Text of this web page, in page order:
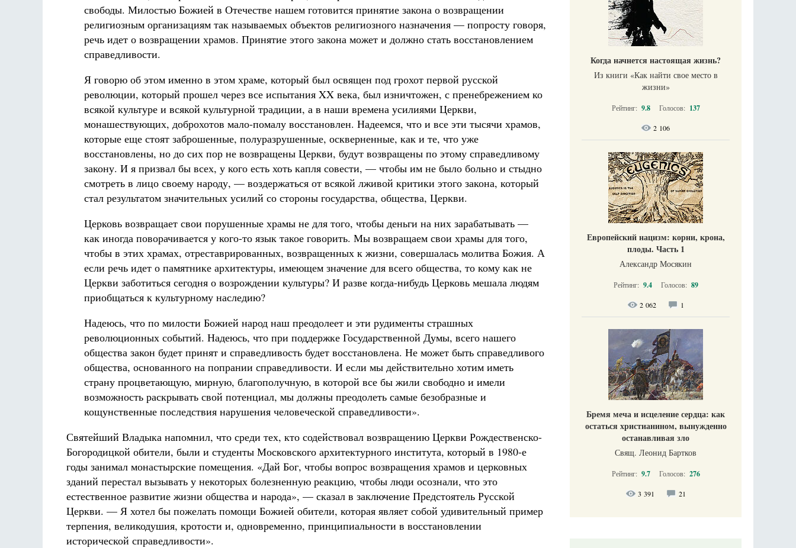
свободы. Милостью Божией в Отечестве нашем готовится принятие закона о возвращении
религиозным организациям так называемых объектов религиозного назначения — попросту говоря,
речь идет о возвращении храмов. Принятие этого закона может и должно стать восстановлением
справедливости.
Я говорю об этом именно в этом храме, который был освящен под грохот первой русской
революции, который прошел через все испытания XX века, был изничтожен, с пренебрежением ко
всякой культуре и всякой культурной традиции, а в наши времена усилиями Церкви,
монашествующих, доброхотов мало-помалу восстановлен. Надеемся, что и все эти тысячи храмов,
которые еще стоят заброшенные, полуразрушенные, оскверненные, как и те, что уже
восстановлены, но до сих пор не возвращены Церкви, будут возвращены по этому справедливому
закону. И я призвал бы всех, у кого есть хоть капля совести, — чтобы им не было больно и стыдно
смотреть в лицо своему народу, — воздержаться от всякой лживой критики этого закона, который
стал результатом значительных усилий со стороны государства, общества, Церкви.
Церковь возвращает свои порушенные храмы не для того, чтобы деньги на них зарабатывать —
как иногда поворачивается у кого-то язык такое говорить. Мы возвращаем свои храмы для того,
чтобы в этих храмах, отреставрированных, возвращенных к жизни, совершалась молитва Божия. А
если речь идет о памятнике архитектуры, имеющем значение для всего общества, то кому как не
Церкви заботиться сегодня о возрождении культуры? И разве когда-нибудь Церковь мешала людям
приобщаться к культурному наследию?
Надеюсь, что по милости Божией народ наш преодолеет и эти рудименты страшных
революционных событий. Надеюсь, что при поддержке Государственной Думы, всего нашего
общества закон будет принят и справедливость будет восстановлена. Не может быть справедливого
общества, основанного на попрании справедливости. И если мы действительно хотим иметь
страну процветающую, мирную, благополучную, в которой все бы жили свободно и имели
возможность раскрывать свой потенциал, мы должны преодолеть самые безобразные и
кощунственные последствия нарушения человеческой справедливости».
Святейший Владыка напомнил, что среди тех, кто содействовал возвращению Церкви Рождественско-
Богородицкой обители, были и студенты Московского архитектурного института, который в 1980-е
годы занимал монастырские помещения. «Дай Бог, чтобы вопрос возвращения храмов и церковных
зданий перестал вызывать у некоторых болезненную реакцию, чтобы люди осознали, что это
естественное развитие жизни общества и народа», — сказал в заключение Предстоятель Русской
Церкви. — Я хотел бы пожелать помощи Божией обители, которая являет собой удивительный пример
терпения, великодушия, кротости и, одновременно, принципиальности в восстановлении
исторической справедливости».
Когда начнется настоящая жизнь?
Из книги «Как найти свое место в
жизни​»
Рейтинг: 9.8 Голосов: 137
2 106
Европейский нацизм: корни, крона,
плоды. Часть 1
Александр Мосякин
Рейтинг: 9.4 Голосов: 89
2 062 1
Бремя меча и исцеление сердца: как
остаться христианином, вынужденно
останавливая зло
Свящ. Леонид Бартков
Рейтинг: 9.7 Голосов: 276
3 391 21